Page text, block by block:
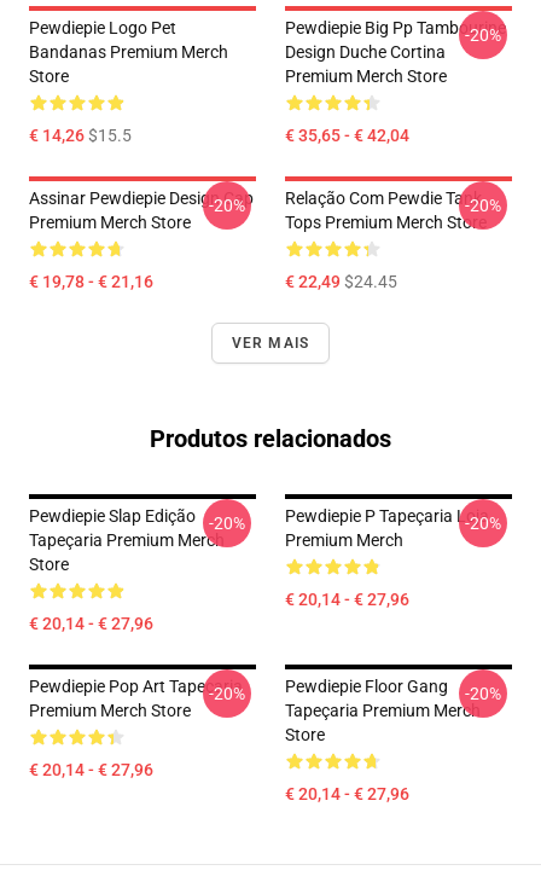
Pewdiepie Logo Pet
Bandanas Premium Merch
Store
€ 14,26$15.5
Pewdiepie Big Pp Tambourine
Design Duche Cortina
Premium Merch Store
€ 35,65 - € 42,04
-20%
Assinar Pewdiepie Design Cap
Premium Merch Store
€ 19,78 - € 21,16
-20%
Relação Com Pewdie Tank
Tops Premium Merch Store
€ 22,49$24.45
-20%
VER MAIS
Produtos relacionados
Pewdiepie Slap Edição
Tapeçaria Premium Merch
Store
€ 20,14 - € 27,96
-20%
Pewdiepie P Tapeçaria Loja
Premium Merch
€ 20,14 - € 27,96
-20%
Pewdiepie Pop Art Tapeçaria
Premium Merch Store
€ 20,14 - € 27,96
-20%
Pewdiepie Floor Gang
Tapeçaria Premium Merch
Store
€ 20,14 - € 27,96
-20%